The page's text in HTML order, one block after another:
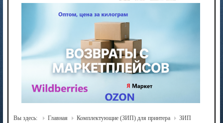
Вы здесь: Главная Комплектующие (ЗИП) для принтера
ЗИП